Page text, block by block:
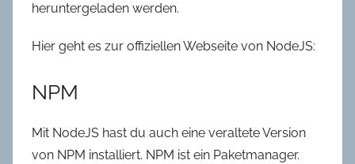
heruntergeladen werden.
Hier geht es zur offiziellen Webseite von NodeJS:
NPM
Mit NodeJS hast du auch eine veraltete Version
von NPM installiert. NPM ist ein Paketmanager.